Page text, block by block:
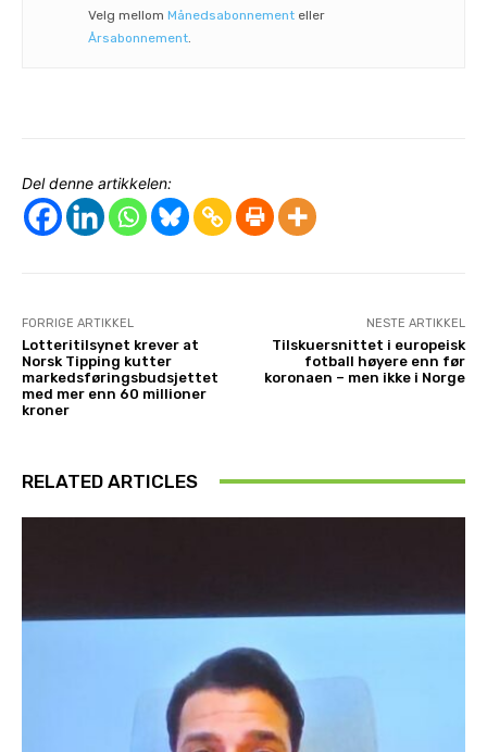
Velg mellom Månedsabonnement eller
Årsabonnement
Del denne artikkelen:
FORRIGE ARTIKKEL
Lotteritilsynet krever at
Norsk Tipping kutter
markedsføringsbudsjettet
med mer enn 60 millioner
kroner
NESTE ARTIKKEL
Tilskuersnittet i europeisk
fotball høyere enn før
koronaen – men ikke i Norge
RELATED ARTICLES